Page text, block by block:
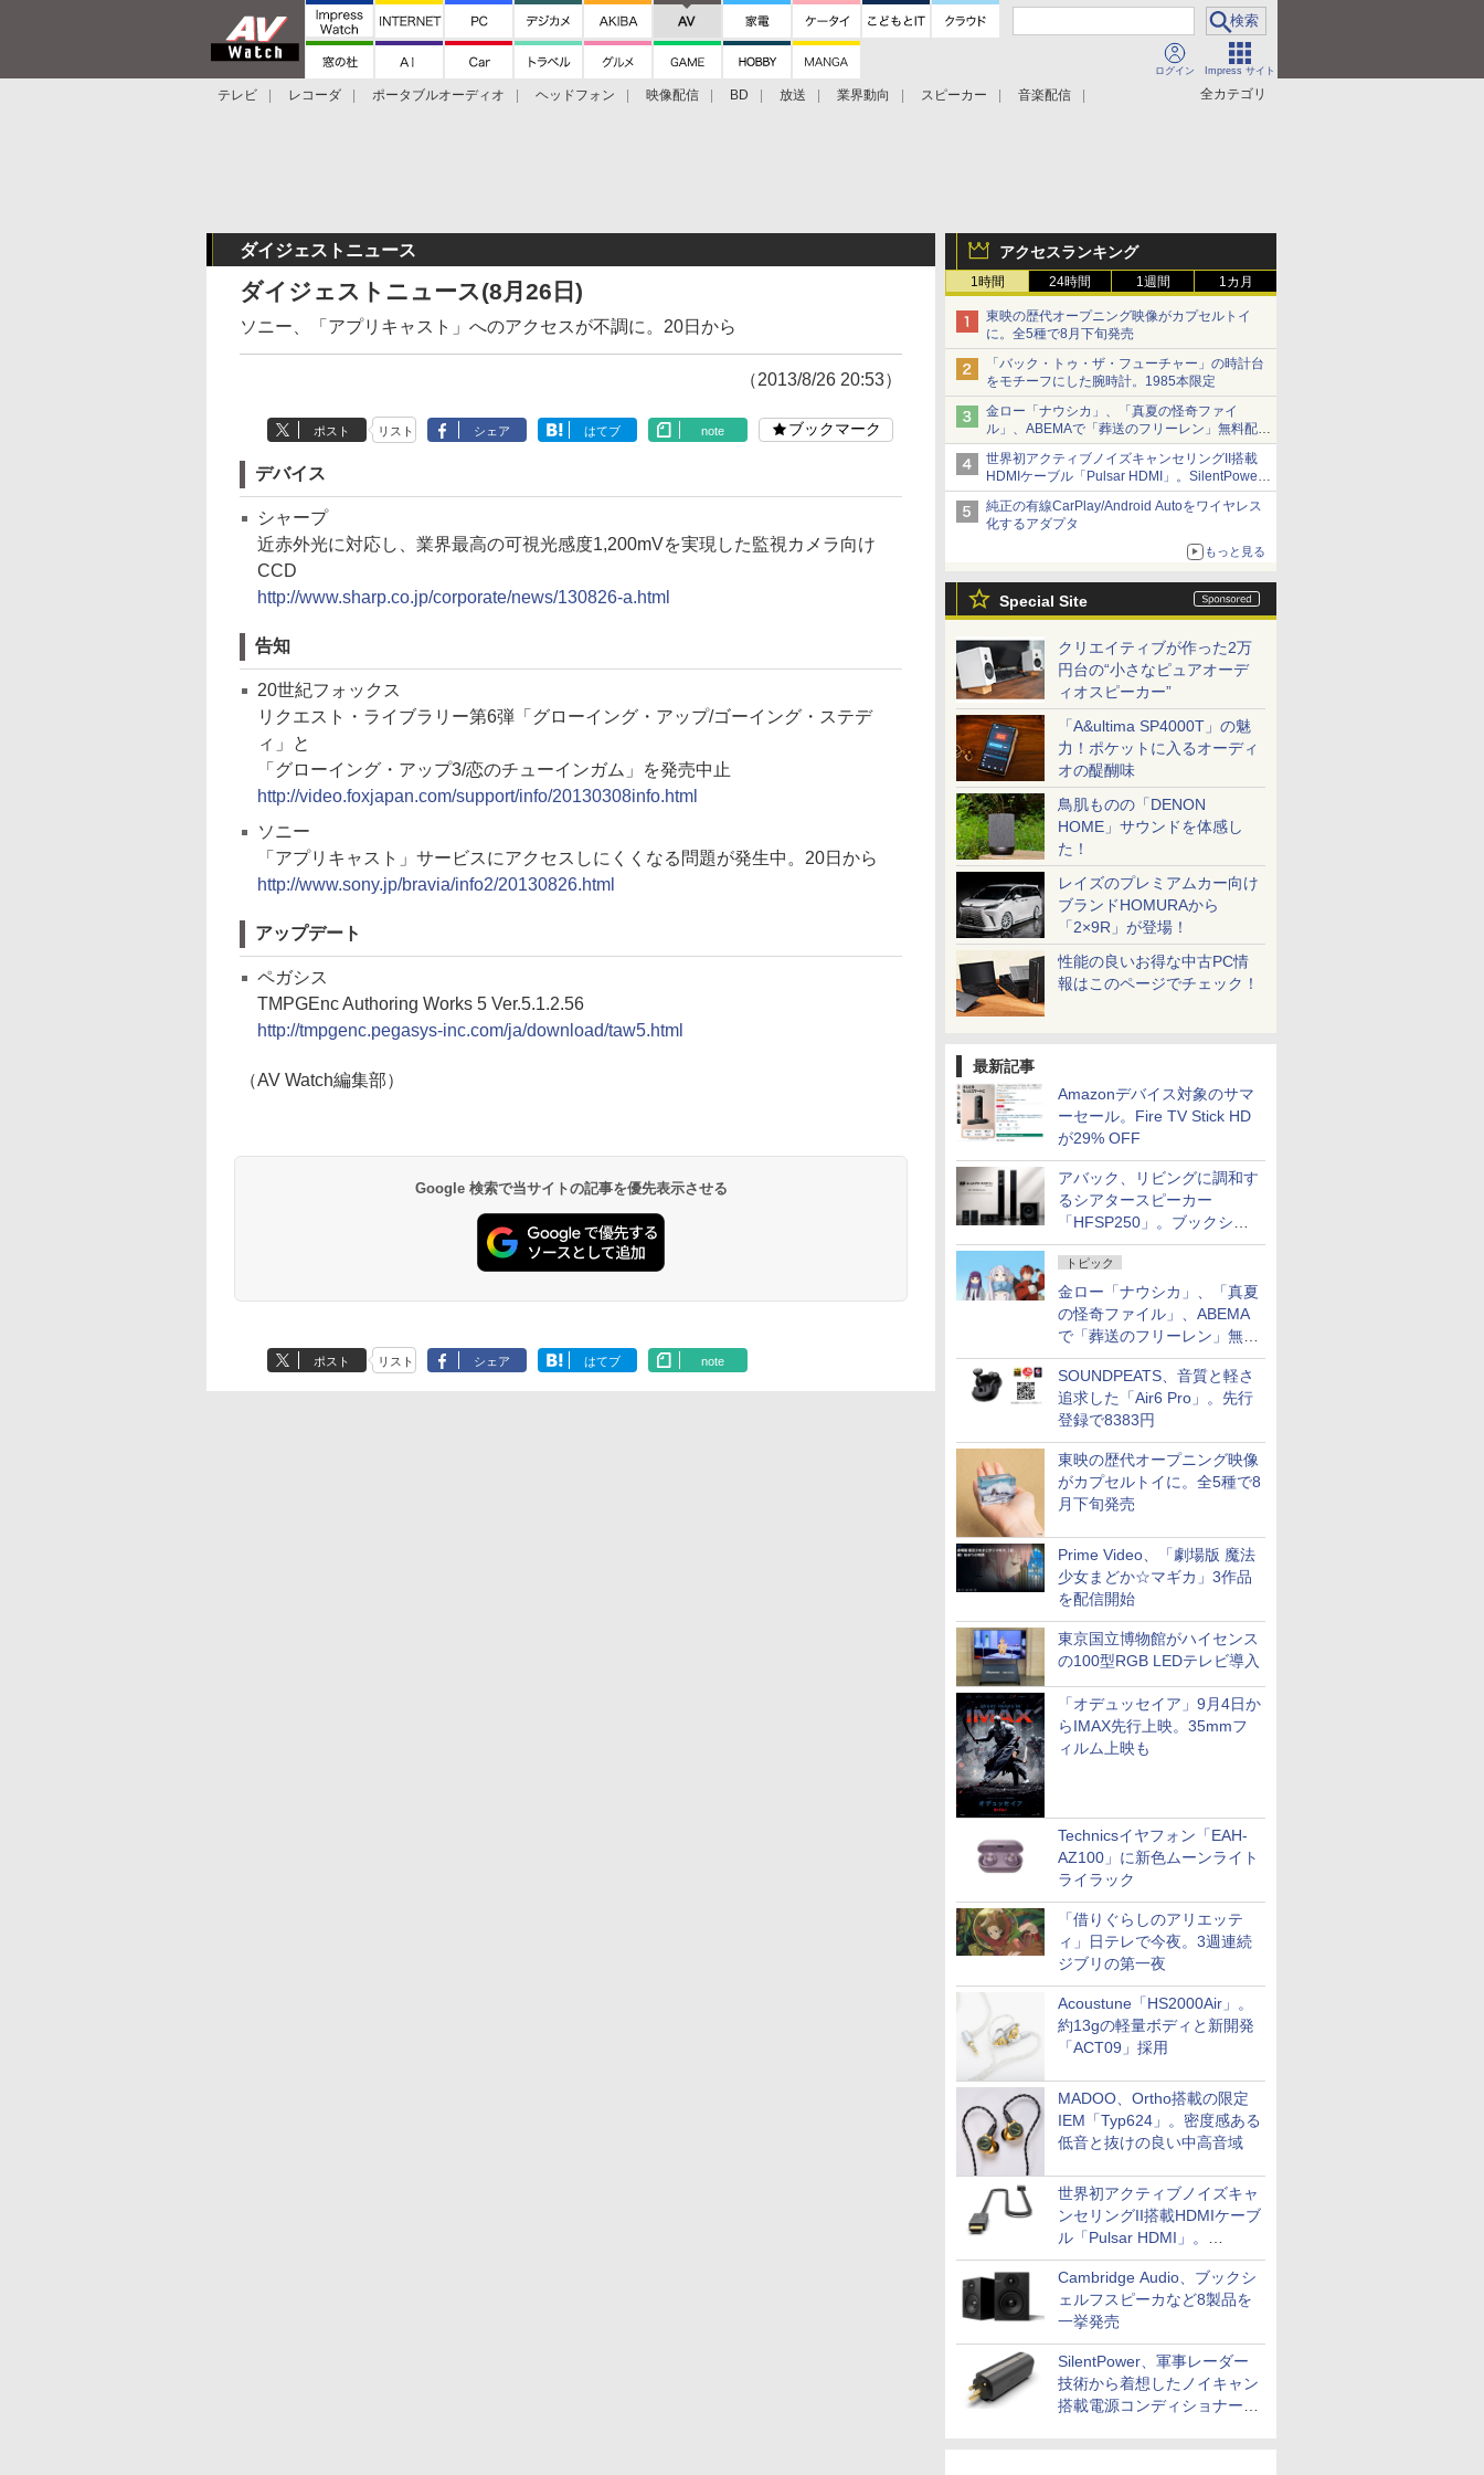
ログイン Impress サイト
全カテゴリ
テレビ レコーダ ポータブルオーディオ ヘッドフォン 映像配信 BD 放送 業界動向 スピーカー
音楽配信
アクセスランキング
1時間 24時間 1週間 1カ月
東映の歴代オープニング映像がカプセルトイ
に。全5種で8月下旬発売
「バック・トゥ・ザ・フューチャー」の時計台
をモチーフにした腕時計。1985本限定
金ロー「ナウシカ」、「真夏の怪奇ファイ
ル」、ABEMAで「葬送のフリーレン」無料配信
など。夏の特番・配信情報
世界初アクティブノイズキャンセリングII搭載
HDMIケーブル「Pulsar HDMI」。SilentPower
から
純正の有線CarPlay/Android Autoをワイヤレス
化するアダプタ
もっと見る
Special Site
クリエイティブが作った2万
円台の“小さなピュアオーデ
ィオスピーカー”
「A&ultima SP4000T」の魅
力！ポケットに入るオーディ
オの醍醐味
鳥肌ものの「DENON
HOME」サウンドを体感し
た！
レイズのプレミアムカー向け
ブランドHOMURAから
「2×9R」が登場！
性能の良いお得な中古PC情
報はこのページでチェック！
最新記事
Amazonデバイス対象のサマ
ーセール。Fire TV Stick HD
が29% OFF
アバック、リビングに調和す
るシアタースピーカー
「HFSP250」。ブックシェ
ルフはペア3万円以下
トピック
金ロー「ナウシカ」、「真夏
の怪奇ファイル」、ABEMA
で「葬送のフリーレン」無料
配信など。夏の特番・配信情
報
SOUNDPEATS、音質と軽さ
追求した「Air6 Pro」。先行
登録で8383円
東映の歴代オープニング映像
がカプセルトイに。全5種で8
月下旬発売
Prime Video、「劇場版 魔法
少女まどか☆マギカ」3作品
を配信開始
東京国立博物館がハイセンス
の100型RGB LEDテレビ導入
「オデュッセイア」9月4日か
らIMAX先行上映。35mmフ
ィルム上映も
Technicsイヤフォン「EAH-
AZ100」に新色ムーンライト
ライラック
「借りぐらしのアリエッテ
ィ」日テレで今夜。3週連続
ジブリの第一夜
Acoustune「HS2000Air」。
約13gの軽量ボディと新開発
「ACT09」採用
MADOO、Ortho搭載の限定
IEM「Typ624」。密度感ある
低音と抜けの良い中高音域
世界初アクティブノイズキャ
ンセリングII搭載HDMIケーブ
ル「Pulsar HDMI」。
SilentPowerから
Cambridge Audio、ブックシ
ェルフスピーカなど8製品を
一挙発売
SilentPower、軍事レーダー
技術から着想したノイキャン
搭載電源コンディショナー
ダイジェストニュース
ダイジェストニュース(8月26日)
ソニー、「アプリキャスト」へのアクセスが不調に。20日から
（2013/8/26 20:53）
ポスト リスト シェア はてブ note ブックマーク
デバイス
シャープ
近赤外光に対応し、業界最高の可視光感度1,200mVを実現した監視カメラ向け
CCD
http://www.sharp.co.jp/corporate/news/130826-a.html
告知
20世紀フォックス
リクエスト・ライブラリー第6弾「グローイング・アップ/ゴーイング・ステデ
ィ」と
「グローイング・アップ3/恋のチューインガム」を発売中止
http://video.foxjapan.com/support/info/20130308info.html
ソニー
「アプリキャスト」サービスにアクセスしにくくなる問題が発生中。20日から
http://www.sony.jp/bravia/info2/20130826.html
アップデート
ペガシス
TMPGEnc Authoring Works 5 Ver.5.1.2.56
http://tmpgenc.pegasys-inc.com/ja/download/taw5.html
（AV Watch編集部）
Google 検索で当サイトの記事を優先表示させる
ポスト リスト シェア はてブ note